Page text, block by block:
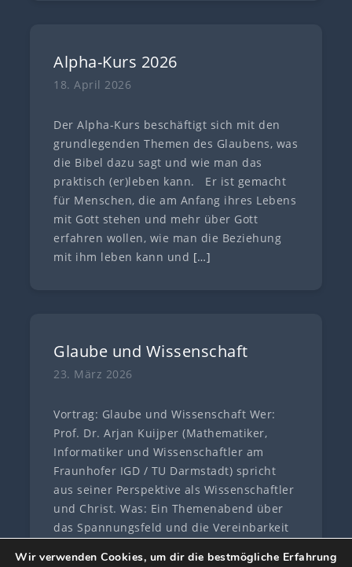
Alpha-Kurs 2026
18. April 2026
Der Alpha-Kurs beschäftigt sich mit den
grundlegenden Themen des Glaubens, was
die Bibel dazu sagt und wie man das
praktisch (er)leben kann. Er ist gemacht
für Menschen, die am Anfang ihres Lebens
mit Gott stehen und mehr über Gott
erfahren wollen, wie man die Beziehung
mit ihm leben kann und […]
Glaube und Wissenschaft
23. März 2026
Vortrag: Glaube und Wissenschaft Wer:
Prof. Dr. Arjan Kuijper (Mathematiker,
Informatiker und Wissenschaftler am
Fraunhofer IGD / TU Darmstadt) spricht
aus seiner Perspektive als Wissenschaftler
und Christ. Was: Ein Themenabend über
das Spannungsfeld und die Vereinbarkeit
Wir verwenden Cookies, um dir die bestmögliche Erfahrung